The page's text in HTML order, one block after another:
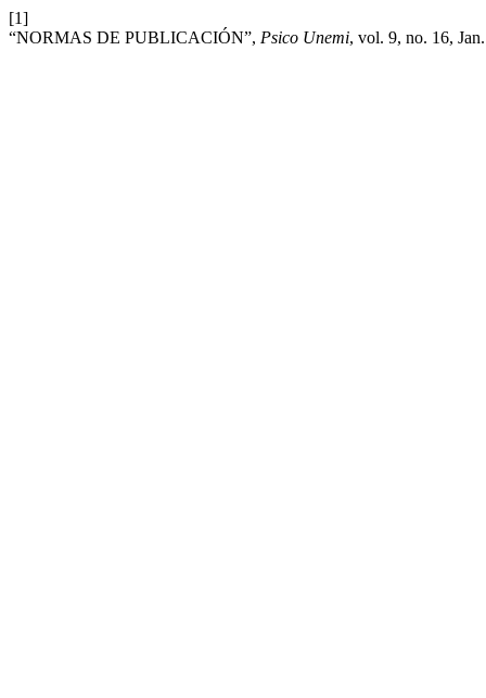
[1]
“NORMAS DE PUBLICACIÓN”, Psico Unemi, vol. 9, no. 16,